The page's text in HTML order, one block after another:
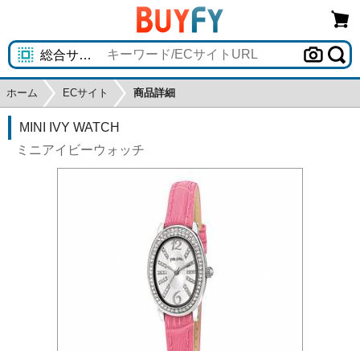
ホーム ECサイト 商品詳細
MINI IVY WATCH
ミニアイビーウォッチ